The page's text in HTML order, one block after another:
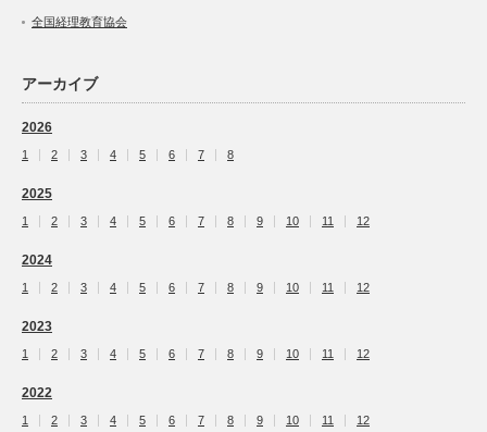
全国経理教育協会
アーカイブ
2026
1 2 3 4 5 6 7 8
2025
1 2 3 4 5 6 7 8 9 10 11 12
2024
1 2 3 4 5 6 7 8 9 10 11 12
2023
1 2 3 4 5 6 7 8 9 10 11 12
2022
1 2 3 4 5 6 7 8 9 10 11 12